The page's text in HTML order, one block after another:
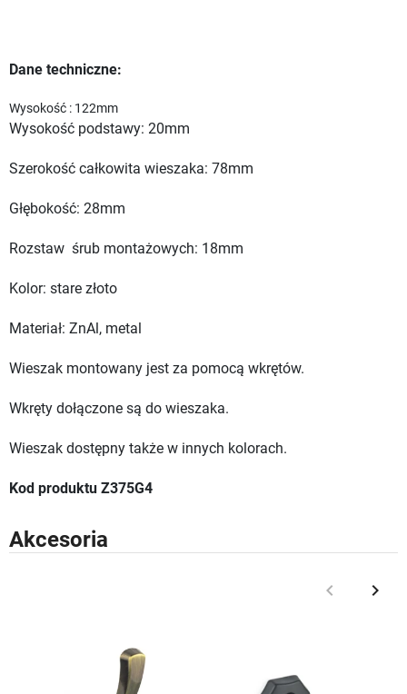
Dane techniczne:
Wysokość : 122mm
Wysokość podstawy: 20mm
Szerokość całkowita wieszaka: 78mm
Głębokość: 28mm
Rozstaw śrub montażowych: 18mm
Kolor: stare złoto
Materiał: ZnAl, metal
Wieszak montowany jest za pomocą wkrętów.
Wkręty dołączone są do wieszaka.
Wieszak dostępny także w innych kolorach.
Kod produktu Z375G4
Akcesoria
Poprzedni
keyboard_arrow_left keyboard_arrow_right